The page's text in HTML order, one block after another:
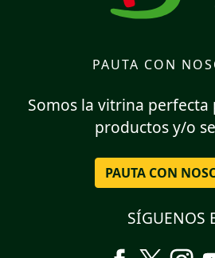
PAUTA CON
Somos la vitrina
productos y/o
PAUTA CON
SÍGUENOS